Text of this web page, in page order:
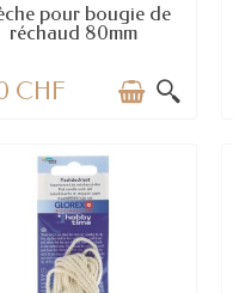
pour bougie de
réchaud 80mm
CHF